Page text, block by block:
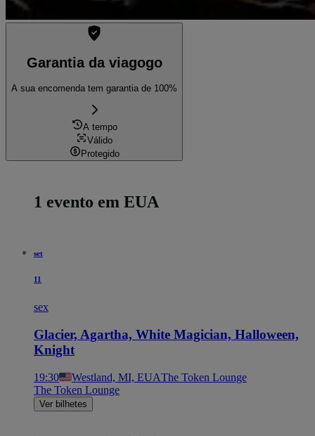
Garantia da viagogo
A sua encomenda tem garantia de 100%
A tempo
Válido
Protegido
1 evento em EUA
set
11
sex
Glacier, Agartha, White Magician, Halloween,
Knight
19:30 Westland, MI, EUAThe Token Lounge
The Token Lounge
Ver bilhetes